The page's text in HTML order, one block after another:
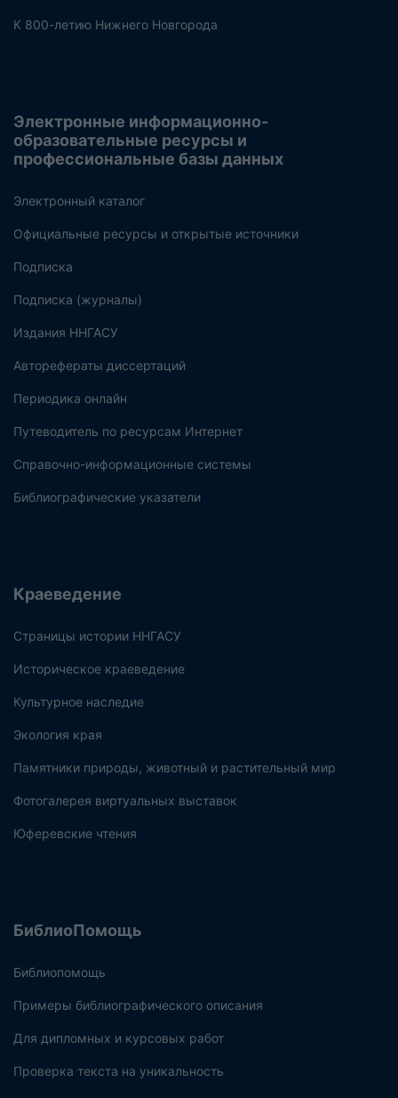
К 800-летию Нижнего Новгорода
Электронные информационно-
образовательные ресурсы и
профессиональные базы данных
Электронный каталог
Официальные ресурсы и открытые источники
Подписка
Подписка (журналы)
Издания ННГАСУ
Авторефераты диссертаций
Периодика онлайн
Путеводитель по ресурсам Интернет
Справочно-информационные системы
Библиографические указатели
Краеведение
Страницы истории ННГАСУ
Историческое краеведение
Культурное наследие
Экология края
Памятники природы, животный и растительный мир
Фотогалерея виртуальных выставок
Юферевские чтения
БиблиоПомощь
Библиопомощь
Примеры библиографического описания
Для дипломных и курсовых работ
Проверка текста на уникальность